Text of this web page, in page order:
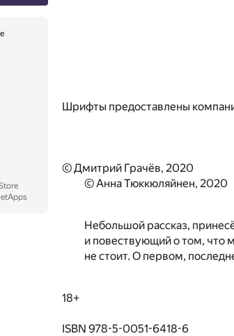
Шрифты предоставлены
© Дмитрий Грачёв, 2020
© Анна Тюккюляйнен, 2020
Небольшой рассказ,
и повествующий о том, что
не стоит. О первом,
18+
ISBN 978-5-0051-6418-6